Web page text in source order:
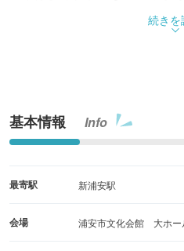
のコンサート！指揮とお話は
晴。演奏曲は、ベートーヴェ
続きを
基本情報 Info
最寄駅 新浦安駅
会場 浦安市文化会館 大ホー